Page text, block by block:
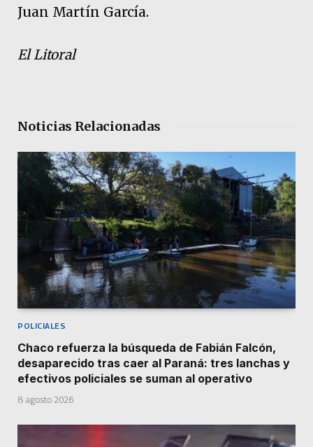
Juan Martín García.
El Litoral
Noticias Relacionadas
POLICIALES
Chaco refuerza la búsqueda de Fabián Falcón,
desaparecido tras caer al Paraná: tres lanchas y
efectivos policiales se suman al operativo
8 agosto 2026